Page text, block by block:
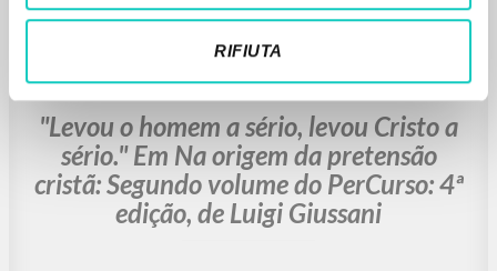
RIFIUTA
ISBN: 9788831414401
SECONDARY BIBLIOGRAPHY
"Levou o homem a sério, levou Cristo a
sério." Em Na origem da pretensão
cristã: Segundo volume do PerCurso: 4ª
edição, de Luigi Giussani